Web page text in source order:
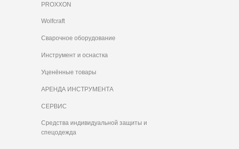
PROXXON
Wolfcraft
Сварочное оборудование
Инструмент и оснастка
Уценённые товары
АРЕНДА ИНСТРУМЕНТА
СЕРВИС
Средства индивидуальной защиты и
спецодежда